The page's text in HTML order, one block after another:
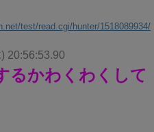
test/read.cgi/hunter/1518089934/
20:56:53.90
るかわくわくして